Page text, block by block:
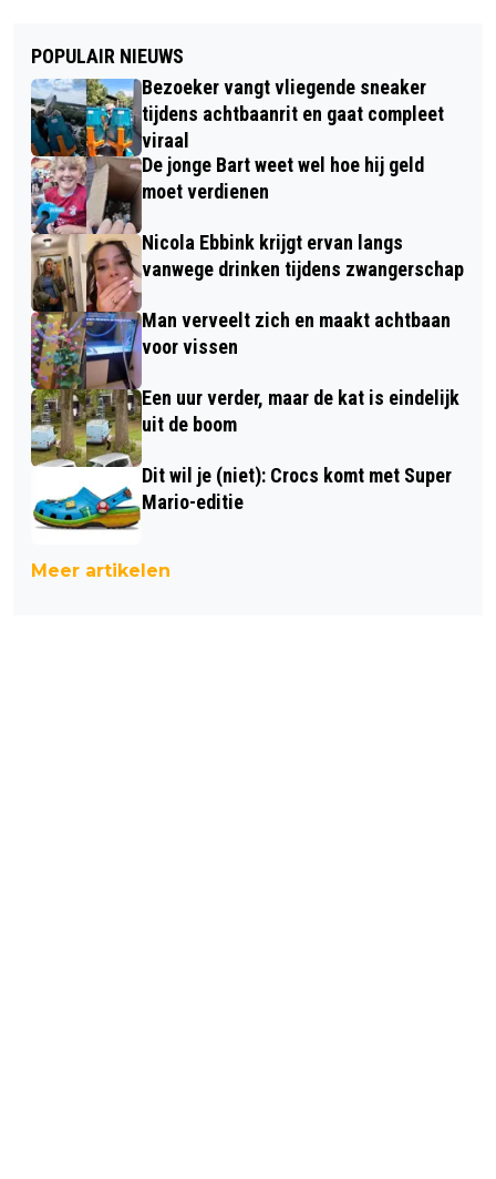
POPULAIR NIEUWS
Bezoeker vangt vliegende sneaker
tijdens achtbaanrit en gaat compleet
viraal
De jonge Bart weet wel hoe hij geld
moet verdienen
Nicola Ebbink krijgt ervan langs
vanwege drinken tijdens zwangerschap
Man verveelt zich en maakt achtbaan
voor vissen
Een uur verder, maar de kat is eindelijk
uit de boom
Dit wil je (niet): Crocs komt met Super
Mario-editie
Meer artikelen